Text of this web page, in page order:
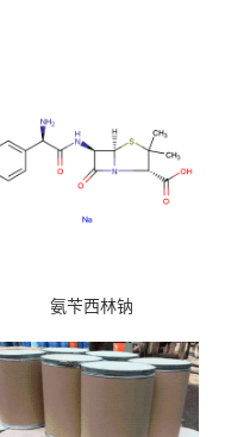
氨苄西林钠